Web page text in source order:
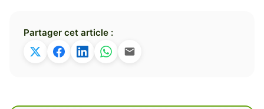
Partager cet article :